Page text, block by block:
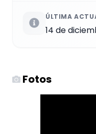
ÚLTIMA
14 de
Fotos